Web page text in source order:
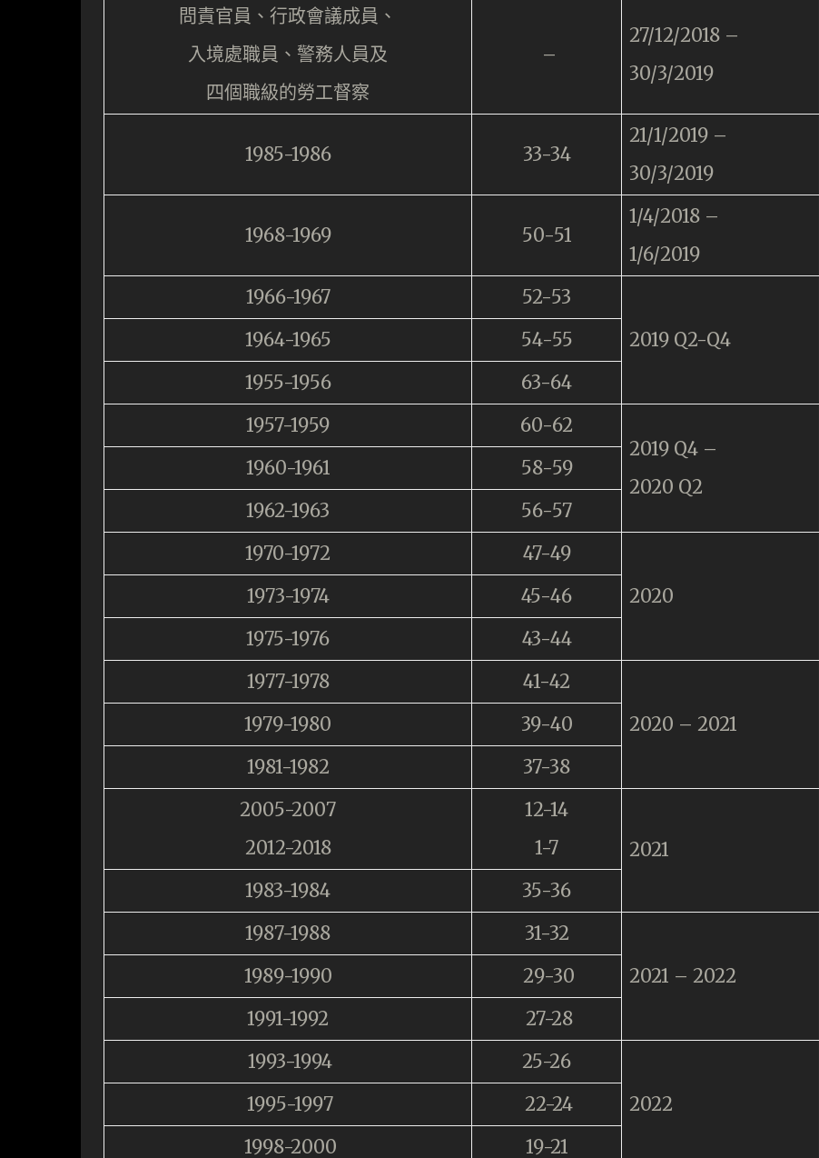
問責官員、行政會議成員、
入境處職員、警務人員及
四個職級的勞工督察
–
27/12/2018 –
30/3/2019
1985-1986 33-34
21/1/2019 –
30/3/2019
1968-1969 50-51
1/4/2018 –
1/6/2019
1966-1967
52-53
2019 Q2-Q4
1964-1965
54-55
1955-1956
63-64
1957-1959
60-62
2019 Q4 –
2020 Q2
1960-1961
58-59
1962-1963
56-57
1970-1972
47-49
2020
1973-1974
45-46
1975-1976
43-44
1977-1978
41-42
2020 – 2021
1979-1980
39-40
1981-1982
37-38
2005-2007
2012-2018
12-14
1-7
2021
1983-1984
35-36
1987-1988
31-32
2021 – 2022
1989-1990
29-30
1991-1992
27-28
1993-1994
25-26
2022
1995-1997
22-24
1998-2000
19-21